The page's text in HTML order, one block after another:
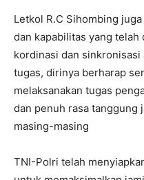
Letkol R.C Sihombing
dan kapabilitas yang
kordinasi dan
tugas, dirinya berharap
melaksanakan tugas
dan penuh rasa tanggung
masing-masing
TNI-Polri telah